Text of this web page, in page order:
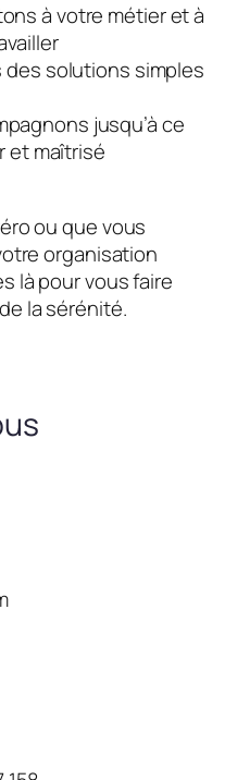
à votre métier et à
des solutions simples
jusqu’à ce
et maîtrisé
ou que vous
organisation
là pour vous faire
la sérénité.